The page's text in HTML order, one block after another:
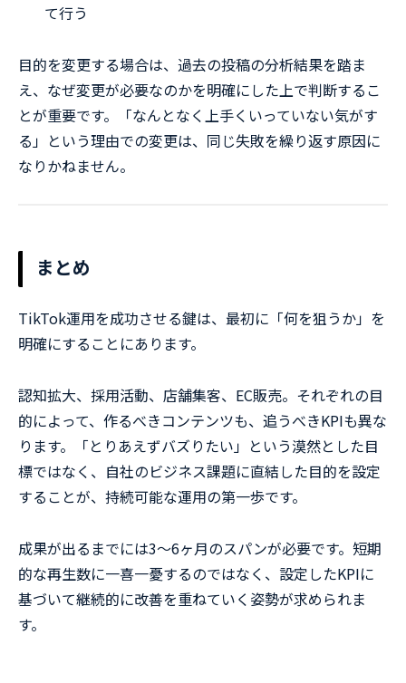
て行う
目的を変更する場合は、過去の投稿の分析結果を踏ま
え、なぜ変更が必要なのかを明確にした上で判断するこ
とが重要です。「なんとなく上手くいっていない気がす
る」という理由での変更は、同じ失敗を繰り返す原因に
なりかねません。
まとめ
TikTok運用を成功させる鍵は、最初に「何を狙うか」を
明確にすることにあります。
認知拡大、採用活動、店舗集客、EC販売。それぞれの目
的によって、作るべきコンテンツも、追うべきKPIも異な
ります。「とりあえずバズりたい」という漠然とした目
標ではなく、自社のビジネス課題に直結した目的を設定
することが、持続可能な運用の第一歩です。
成果が出るまでには3〜6ヶ月のスパンが必要です。短期
的な再生数に一喜一憂するのではなく、設定したKPIに
基づいて継続的に改善を重ねていく姿勢が求められま
す。